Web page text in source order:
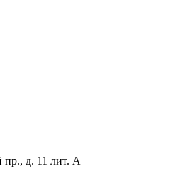
пр., д. 11 лит. А